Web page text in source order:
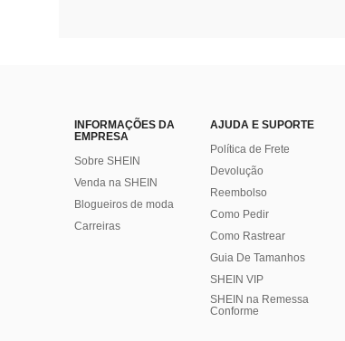
INFORMAÇÕES DA
EMPRESA
Sobre SHEIN
Venda na SHEIN
Blogueiros de moda
Carreiras
AJUDA E SUPORTE
Política de Frete
Devolução
Reembolso
Como Pedir
Como Rastrear
Guia De Tamanhos
SHEIN VIP
SHEIN na Remessa
Conforme